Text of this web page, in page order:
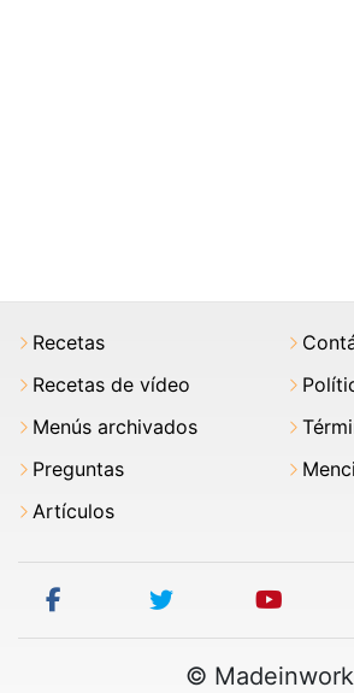
Recetas
Recetas de vídeo
Menús archivados
Preguntas
Artículos
facebook twitter
© Madeinwork